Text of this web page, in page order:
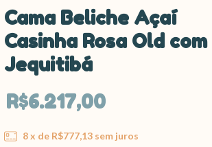
Cama Beliche Açaí
Casinha Rosa Old com
Jequitibá
R$6.217,00
8x de R$777,13 sem juros